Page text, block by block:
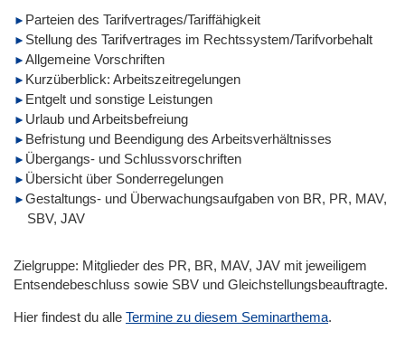
Parteien des Tarifvertrages/Tariffähigkeit
Stellung des Tarifvertrages im Rechtssystem/Tarifvorbehalt
Allgemeine Vorschriften
Kurzüberblick: Arbeitszeitregelungen
Entgelt und sonstige Leistungen
Urlaub und Arbeitsbefreiung
Befristung und Beendigung des Arbeitsverhältnisses
Übergangs- und Schlussvorschriften
Übersicht über Sonderregelungen
Gestaltungs- und Überwachungsaufgaben von BR, PR, MAV,
SBV, JAV
Zielgruppe: Mitglieder des PR, BR, MAV, JAV mit jeweiligem
Entsendebeschluss sowie SBV und Gleichstellungsbeauftragte.
Hier findest du alle Termine zu diesem Seminarthema.